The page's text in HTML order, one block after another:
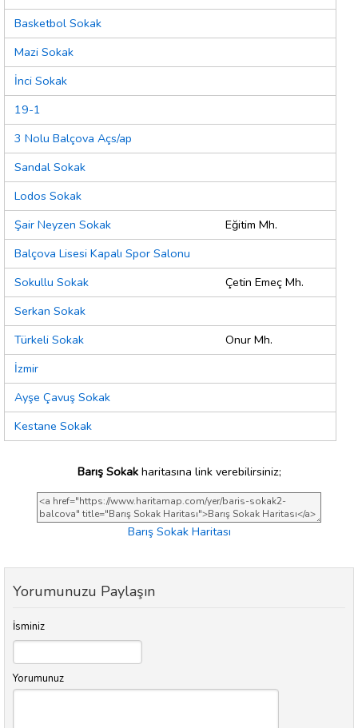
Basketbol Sokak
Mazi Sokak
İnci Sokak
19-1
3 Nolu Balçova Açs/ap
Sandal Sokak
Lodos Sokak
Şair Neyzen Sokak
Eğitim Mh.
Balçova Lisesi Kapalı Spor Salonu
Sokullu Sokak
Çetin Emeç Mh.
Serkan Sokak
Türkeli Sokak
Onur Mh.
İzmir
Ayşe Çavuş Sokak
Kestane Sokak
Barış Sokakharitasına link verebilirsiniz;
Barış Sokak Haritası
Yorumunuzu Paylaşın
İsminiz
Yorumunuz